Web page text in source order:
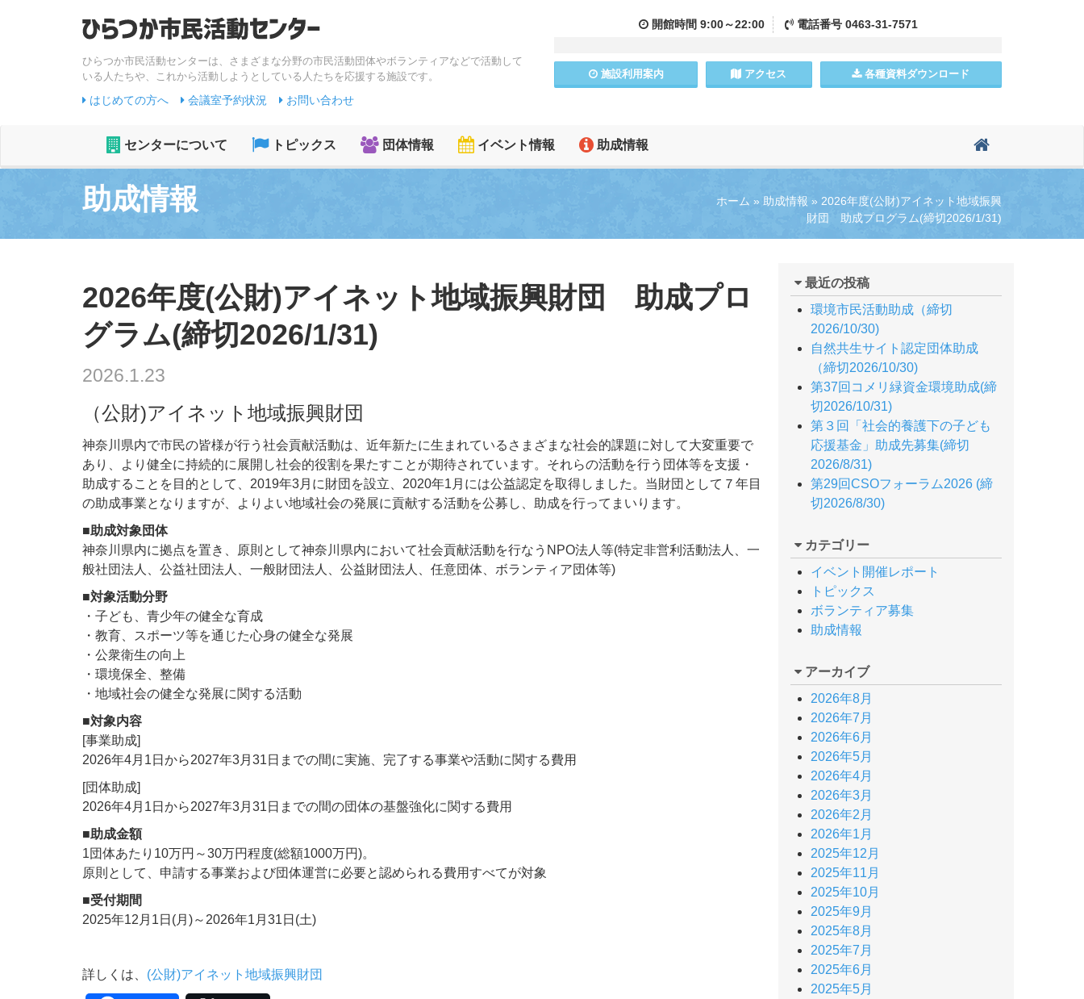
ひらつか市民活動センターは、さまざまな分野の市民活動団体やボランティアなどで活動して
いる人たちや、これから活動しようとしている人たちを応援する施設です。
はじめての方へ 会議室予約状況 お問い合わせ
開館時間 9:00～22:00 電話番号0463-31-7571
施設利用案内 アクセス 各種資料ダウンロード
センターについて トピックス 団体情報 イベント情報 助成情報
ホーム » 助成情報 » 2026年度(公財)アイネット地域振興
財団 助成プログラム(締切2026/1/31)
助成情報
2026年度(公財)アイネット地域振興財団 助成プロ
グラム(締切2026/1/31)
2026.1.23
（公財)アイネット地域振興財団
神奈川県内で市民の皆様が行う社会貢献活動は、近年新たに生まれているさまざまな社会的課題に対して大変重要で
あり、より健全に持続的に展開し社会的役割を果たすことが期待されています。それらの活動を行う団体等を支援・
助成することを目的として、2019年3月に財団を設立、2020年1月には公益認定を取得しました。当財団として７年目
の助成事業となりますが、よりよい地域社会の発展に貢献する活動を公募し、助成を行ってまいります。
■助成対象団体
神奈川県内に拠点を置き、原則として神奈川県内において社会貢献活動を行なうNPO法人等(特定非営利活動法人、一
般社団法人、公益社団法人、一般財団法人、公益財団法人、任意団体、ボランティア団体等)
■対象活動分野
・子ども、青少年の健全な育成
・教育、スポーツ等を通じた心身の健全な発展
・公衆衛生の向上
・環境保全、整備
・地域社会の健全な発展に関する活動
■対象内容
[事業助成]
2026年4月1日から2027年3月31日までの間に実施、完了する事業や活動に関する費用
[団体助成]
2026年4月1日から2027年3月31日までの間の団体の基盤強化に関する費用
■助成金額
1団体あたり10万円～30万円程度(総額1000万円)。
原則として、申請する事業および団体運営に必要と認められる費用すべてが対象
■受付期間
2025年12月1日(月)～2026年1月31日(土)
詳しくは、 (公財)アイネット地域振興財団
最近の投稿
環境市民活動助成（締切
2026/10/30)
自然共生サイト認定団体助成
（締切2026/10/30)
第37回コメリ緑資金環境助成(締
切2026/10/31)
第３回「社会的養護下の子ども
応援基金」助成先募集(締切
2026/8/31)
第29回CSOフォーラム2026 (締
切2026/8/30)
カテゴリー
イベント開催レポート
トピックス
ボランティア募集
助成情報
アーカイブ
2026年8月
2026年7月
2026年6月
2026年5月
2026年4月
2026年3月
2026年2月
2026年1月
2025年12月
2025年11月
2025年10月
2025年9月
2025年8月
2025年7月
2025年6月
2025年5月